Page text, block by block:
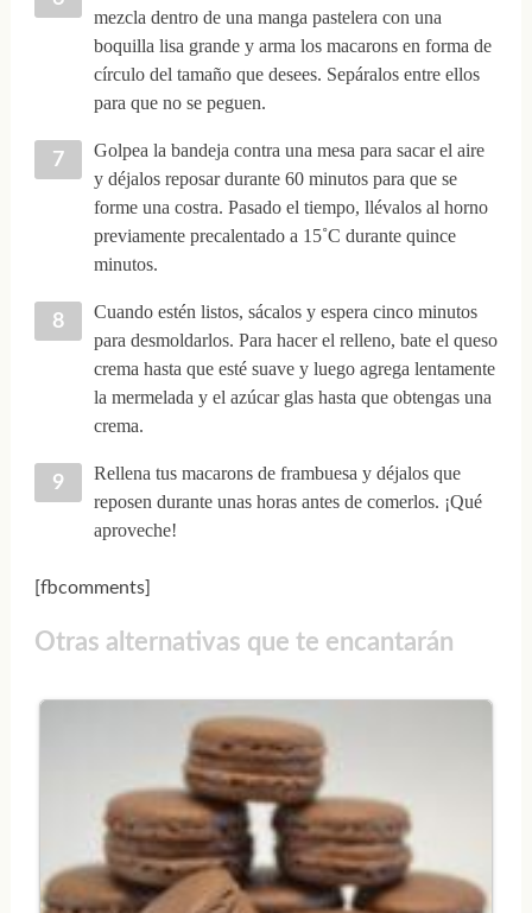
mezcla dentro de una manga pastelera con una
boquilla lisa grande y arma los macarons en forma de
círculo del tamaño que desees. Sepáralos entre ellos
para que no se peguen.
Golpea la bandeja contra una mesa para sacar el aire
y déjalos reposar durante 60 minutos para que se
forme una costra. Pasado el tiempo, llévalos al horno
previamente precalentado a 15˚C durante quince
minutos.
Cuando estén listos, sácalos y espera cinco minutos
para desmoldarlos. Para hacer el relleno, bate el queso
crema hasta que esté suave y luego agrega lentamente
la mermelada y el azúcar glas hasta que obtengas una
crema.
Rellena tus macarons de frambuesa y déjalos que
reposen durante unas horas antes de comerlos. ¡Qué
aproveche!
[fbcomments]
Otras alternativas que te encantarán